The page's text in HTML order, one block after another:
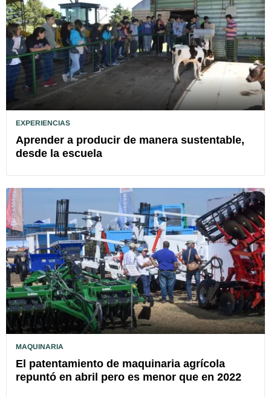
EXPERIENCIAS
Aprender a producir de manera sustentable,
desde la escuela
MAQUINARIA
El patentamiento de maquinaria agrícola
repuntó en abril pero es menor que en 2022